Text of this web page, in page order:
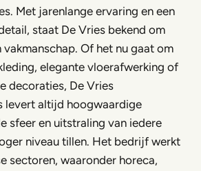
Met jarenlange ervaring en een
staat De Vries bekend om
Of het nu gaat om
elegante vloerafwerking of
decoraties, De Vries
levert altijd hoogwaardige
sfeer en uitstraling van iedere
niveau tillen. Het bedrijf werkt
sectoren, waaronder horeca,